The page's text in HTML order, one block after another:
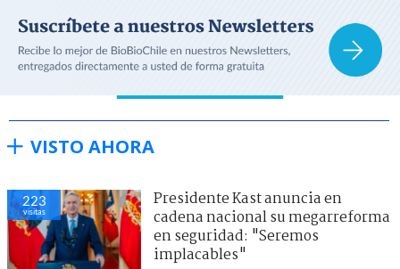
VISTO AHORA
223
visitas
Presidente Kast anuncia en
cadena nacional su megarreforma
en seguridad: "Seremos
implacables"